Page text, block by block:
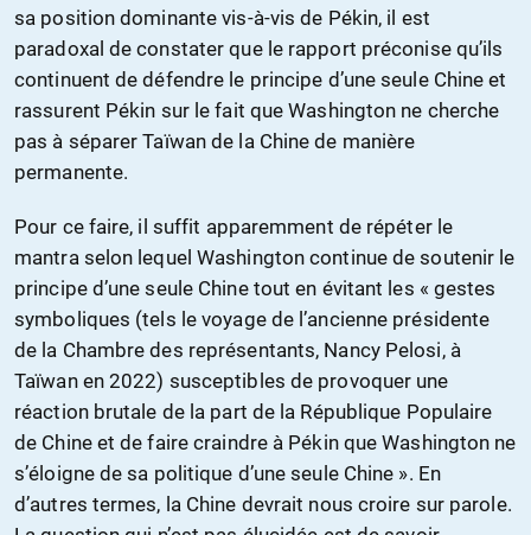
sa position dominante vis-à-vis de Pékin, il est
paradoxal de constater que le rapport préconise qu’ils
continuent de défendre le principe d’une seule Chine et
rassurent Pékin sur le fait que Washington ne cherche
pas à séparer Taïwan de la Chine de manière
permanente.
Pour ce faire, il suffit apparemment de répéter le
mantra selon lequel Washington continue de soutenir le
principe d’une seule Chine tout en évitant les « gestes
symboliques (tels le voyage de l’ancienne présidente
de la Chambre des représentants, Nancy Pelosi, à
Taïwan en 2022) susceptibles de provoquer une
réaction brutale de la part de la République Populaire
de Chine et de faire craindre à Pékin que Washington ne
s’éloigne de sa politique d’une seule Chine ». En
d’autres termes, la Chine devrait nous croire sur parole.